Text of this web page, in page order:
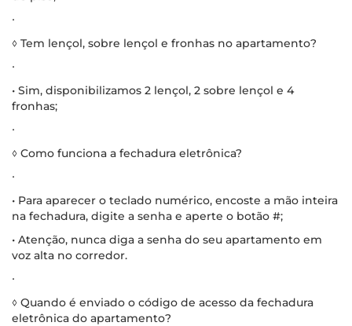
∙
◊ Tem lençol, sobre lençol e fronhas no apartamento?
∙
• Sim, disponibilizamos 2 lençol, 2 sobre lençol e 4
fronhas;
∙
◊ Como funciona a fechadura eletrônica?
∙
• Para aparecer o teclado numérico, encoste a mão inteira
na fechadura, digite a senha e aperte o botão #;
• Atenção, nunca diga a senha do seu apartamento em
voz alta no corredor.
∙
◊ Quando é enviado o código de acesso da fechadura
eletrônica do apartamento?